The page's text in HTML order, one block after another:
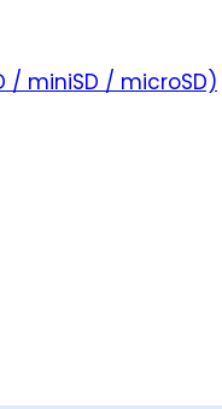
/ miniSD / microSD)